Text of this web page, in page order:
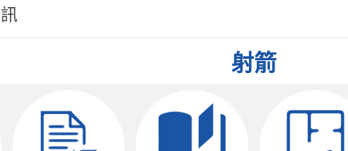
射箭